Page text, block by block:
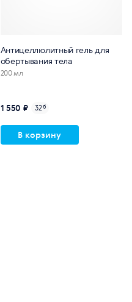
Антицеллюлитный гель для
обертывания тела
200 мл
1 550 ₽ 32б
В корзину